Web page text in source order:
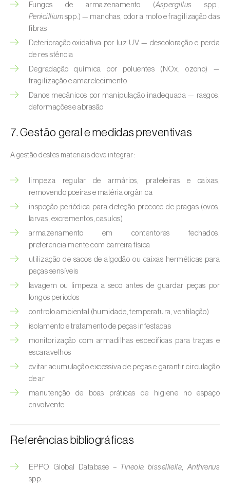
Castanheiro ( Castanea sativa
Cebola (
Cedro (Cedrus spp.
Cenoura (Daucus carota)
Centeio (Secale cereale)
Hordeum vulgare
Chicória ( Cichorium spp.
Citrinos ( Citrus spp.)
Colza (Brassica napus
Coqueiro ( Cocos nucifera
Courgette (
Couve (Brassica oleracea
Craveiro (Dianthus caryophyllus)
Crisântemo (Chrysanthemum spp.)
Damasqueiro / Alperce (Prunus armeniaca)
Diospireiro ( Diospyros spp.)
Endívia (Cichorium intybus)
Espargo (
Fungos de armazenamento (Aspergillus spp.,
Penicillium spp.) — manchas, odor a mofo e fragilização das
fibras
Deterioração oxidativa por luz UV — descoloração e perda
de resistência
Degradação química por poluentes (NOx, ozono) —
fragilização e amarelecimento
Danos mecânicos por manipulação inadequada — rasgos,
deformações e abrasão
7. Gestão geral e medidas preventivas
A gestão destes materiais deve integrar:
limpeza regular de armários, prateleiras e caixas,
removendo poeiras e matéria orgânica
inspeção periódica para deteção precoce de pragas (ovos,
larvas, excrementos, casulos)
armazenamento em contentores fechados,
preferencialmente com barreira física
utilização de sacos de algodão ou caixas herméticas para
peças sensíveis
lavagem ou limpeza a seco antes de guardar peças por
longos períodos
controlo ambiental (humidade, temperatura, ventilação)
isolamento e tratamento de peças infestadas
monitorização com armadilhas específicas para traças e
escaravelhos
evitar acumulação excessiva de peças e garantir circulação
de ar
manutenção de boas práticas de higiene no espaço
envolvente
Referências bibliográficas
EPPO Global Database – Tineola bisselliella
Anthrenus
spp.